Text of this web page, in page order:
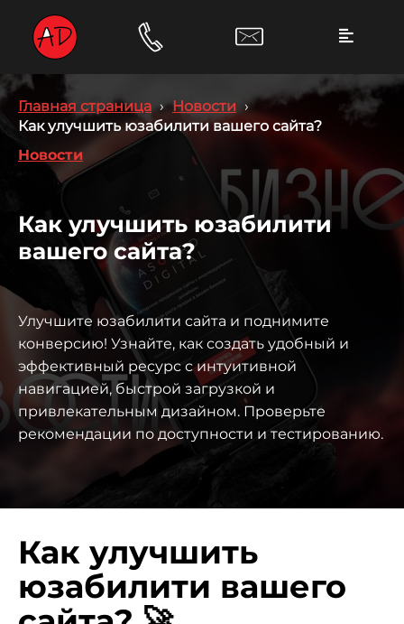
Главная страница › Новости ›
Как улучшить юзабилити вашего сайта?
Новости
Как улучшить юзабилити
вашего сайта?
Улучшите юзабилити сайта и поднимите
конверсию! Узнайте, как создать удобный и
эффективный ресурс с интуитивной
навигацией, быстрой загрузкой и
привлекательным дизайном. Проверьте
рекомендации по доступности и тестированию.
Как улучшить
юзабилити вашего